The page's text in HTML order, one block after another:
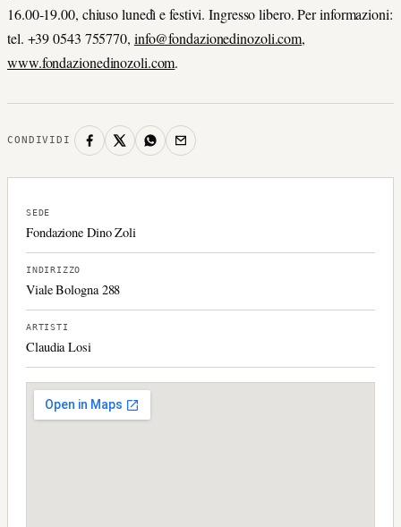
16.00-19.00, chiuso lunedì e festivi. Ingresso libero. Per informazioni:
tel. +39 0543 755770, info@fondazionedinozoli.com,
www.fondazionedinozoli.com.
CONDIVIDI
SEDE
Fondazione Dino Zoli
INDIRIZZO
Viale Bologna 288
ARTISTI
Claudia Losi